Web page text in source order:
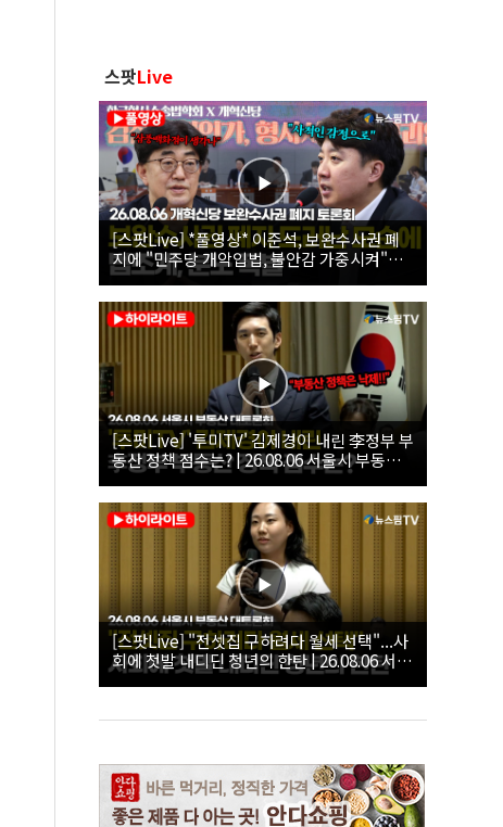
스팟Live
[스팟Live] *풀영상* 이준석, 보완수사권 폐
지에 "민주당 개악입법, 불안감 가중시켜"｜
26.08.06 개혁신당 보완수사권 폐지 토론회
[스팟Live] '투미TV' 김제경이 내린 李정부 부
동산 정책 점수는? | 26.08.06 서울시 부동산
대토론회
[스팟Live] "전셋집 구하려다 월세 선택"...사
회에 첫발 내디딘 청년의 한탄 | 26.08.06 서울
시 부동산 대토론회